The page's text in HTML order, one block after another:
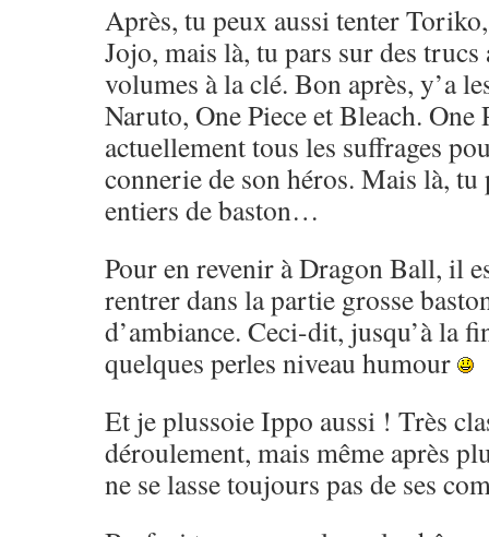
Après, tu peux aussi tenter
Jojo, mais là, tu pars sur des trucs
volumes à la clé. Bon après, y’a
Naruto, One Piece et Bleach. One
actuellement tous les suffrages
connerie de son héros. Mais là,
entiers de baston…
Pour en revenir à Dragon Ball, il
rentrer dans la partie grosse
d’ambiance. Ceci-dit, jusqu’à la
quelques perles niveau humour
Et je plussoie Ippo aussi ! Très
déroulement, mais même après
ne se lasse toujours pas de ses